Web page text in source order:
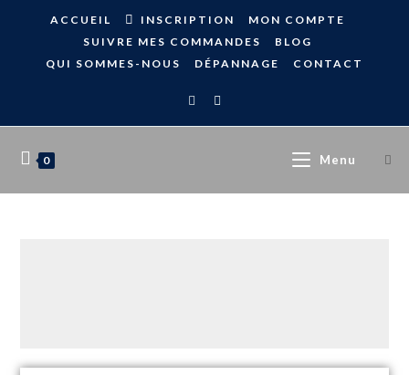
ACCUEIL INSCRIPTION
MON COMPTE
SUIVRE MES COMMANDES
BLOG
QUI SOMMES-NOUS
DÉPANNAGE CONTACT
0 Menu